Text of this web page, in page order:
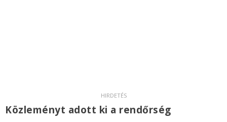
Közleményt adott ki a rendőrség